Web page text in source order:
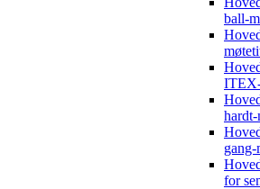
ball-
hardt-
gang-
for